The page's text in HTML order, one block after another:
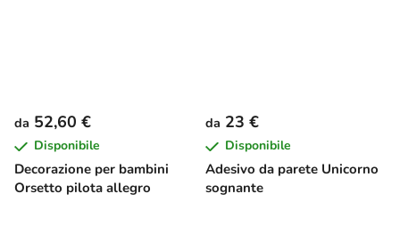
Decorazione per bambini
Orsetto pilota allegro
da 52,60 €
Disponibile
Adesivo da parete Unicorno
sognante
da 23 €
Disponibile